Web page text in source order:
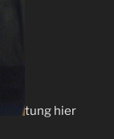
tung hier